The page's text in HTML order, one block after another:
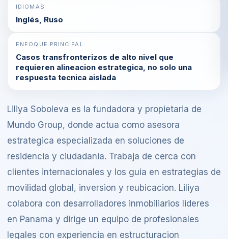
IDIOMAS
Inglés, Ruso
ENFOQUE PRINCIPAL
Casos transfronterizos de alto nivel que
requieren alineacion estrategica, no solo una
respuesta tecnica aislada
Liliya Soboleva es la fundadora y propietaria de
Mundo Group, donde actua como asesora
estrategica especializada en soluciones de
residencia y ciudadania. Trabaja de cerca con
clientes internacionales y los guia en estrategias de
movilidad global, inversion y reubicacion. Liliya
colabora con desarrolladores inmobiliarios lideres
en Panama y dirige un equipo de profesionales
legales con experiencia en estructuracion